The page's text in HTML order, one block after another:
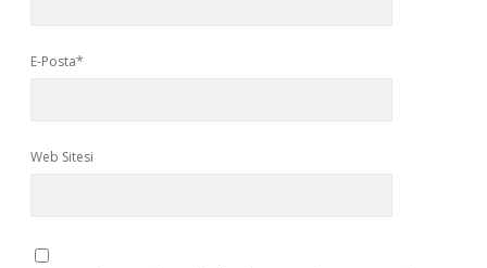
E-Posta*
Web Sitesi